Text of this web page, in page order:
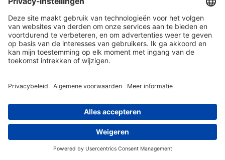
Klantenservice
Contact met ATAL
Maandelijks op de hoogte blijven? Schrijf
je dan nu in!
privacy statement leveringsvoorwaarden